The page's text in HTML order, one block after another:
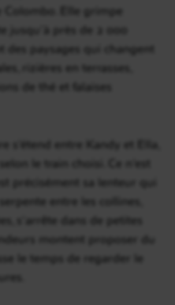
Colombo. Elle grimpe
jusqu’à près de 2 000
des paysages qui changent
rizières en terrasses,
de thé et falaises
s’étend entre Kandy et Ella,
le train choisi. Ce n’est
précisément sa lenteur qui
entre les collines,
s’arrête dans de petites
montent proposer du
le temps de regarder le